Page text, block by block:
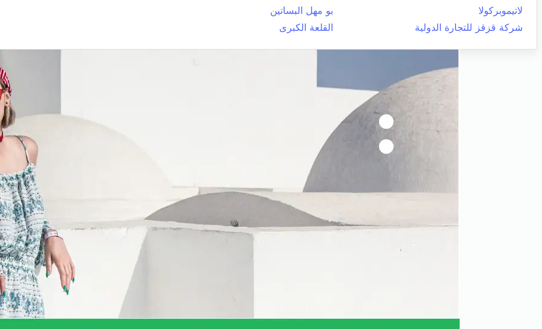
لاتيموبركولا
بو مهل البساتين
شركة قزقز للتجارة الدولية
القلعة الكبرى